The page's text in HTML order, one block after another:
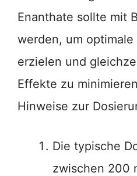
Enanthate sollte mit
werden, um optimale
erzielen und
Effekte zu
Hinweise zur
Die typische
zwischen 200